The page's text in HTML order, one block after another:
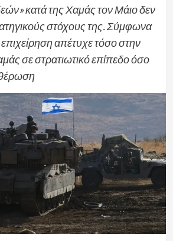
κατά της Χαμάς τον Μάιο δεν
στόχους της. Σύμφωνα
απέτυχε τόσο στην
σε στρατιωτικό επίπεδο όσο